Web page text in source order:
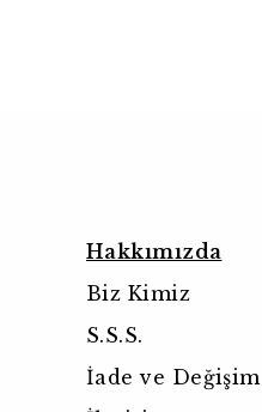
Hakkımızda
Biz Kimiz
S.S.S.
İade ve Değişim